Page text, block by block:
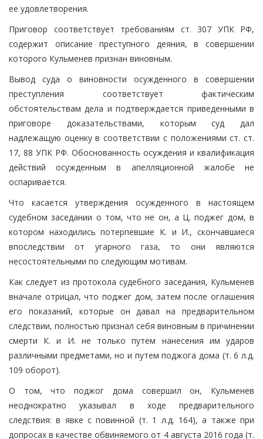
ее удовлетворения.
Приговор соответствует требованиям ст. 307 УПК РФ,
содержит описание преступного деяния, в совершении
которого Кульменев признан виновным.
Вывод суда о виновности осужденного в совершении
преступления соответствует фактическим
обстоятельствам дела и подтверждается приведенными в
приговоре доказательствами, которым суд дал
надлежащую оценку в соответствии с положениями ст. ст.
17, 88 УПК РФ. Обоснованность осуждения и квалификация
действий осужденным в апелляционной жалобе не
оспаривается.
Что касается утверждения осужденного в настоящем
судебном заседании о том, что не он, а Ц. поджег дом, в
котором находились потерпевшие К. и И., скончавшиеся
впоследствии от угарного газа, то они являются
несостоятельными по следующим мотивам.
Как следует из протокола судебного заседания, Кульменев
вначале отрицал, что поджег дом, затем после оглашения
его показаний, которые он давал на предварительном
следствии, полностью признал себя виновным в причинении
смерти К. и И. не только путем нанесения им ударов
различными предметами, но и путем поджога дома (т. 6 л.д.
109 оборот).
О том, что поджог дома совершил он, Кульменев
неоднократно указывал в ходе предварительного
следствия: в явке с повинной (т. 1 л.д. 164), а также при
допросах в качестве обвиняемого от 4 августа 2016 года (т.